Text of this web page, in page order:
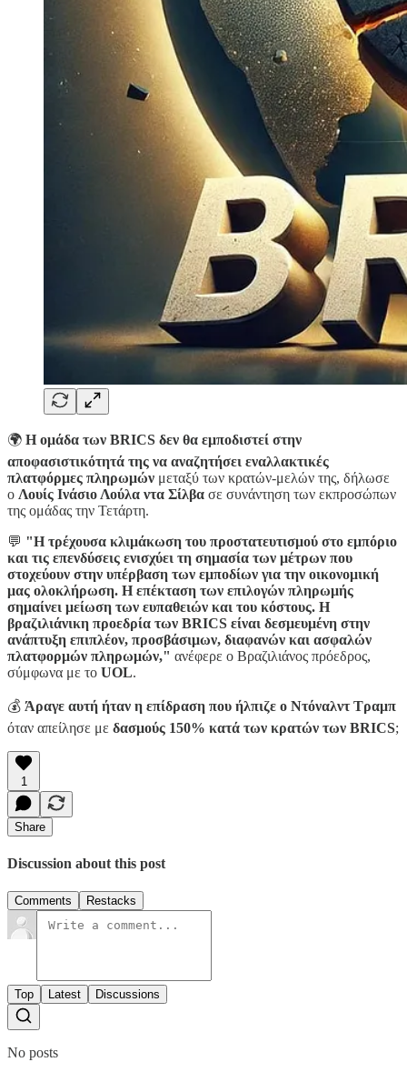
🌍 Η ομάδα των BRICS δεν θα εμποδιστεί στην
αποφασιστικότητά της να αναζητήσει εναλλακτικές
πλατφόρμες πληρωμών μεταξύ των κρατών-μελών της, δήλωσε
ο Λουίς Ινάσιο Λούλα ντα Σίλβα σε συνάντηση των εκπροσώπων
της ομάδας την Τετάρτη.
💬 "Η τρέχουσα κλιμάκωση του προστατευτισμού στο εμπόριο
και τις επενδύσεις ενισχύει τη σημασία των μέτρων που
στοχεύουν στην υπέρβαση των εμποδίων για την οικονομική
μας ολοκλήρωση. Η επέκταση των επιλογών πληρωμής
σημαίνει μείωση των ευπαθειών και του κόστους. Η
βραζιλιάνικη προεδρία των BRICS είναι δεσμευμένη στην
ανάπτυξη επιπλέον, προσβάσιμων, διαφανών και ασφαλών
πλατφορμών πληρωμών," ανέφερε ο Βραζιλιάνος πρόεδρος,
σύμφωνα με το UOL.
💰 Άραγε αυτή ήταν η επίδραση που ήλπιζε ο Ντόναλντ Τραμπ
όταν απείλησε με δασμούς 150% κατά των κρατών των BRICS;
1
Share
Discussion about this post
Comments Restacks
Top Latest Discussions
No posts